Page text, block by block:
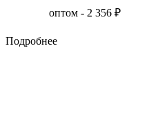
оптом - 2 356 ₽
Подробнее